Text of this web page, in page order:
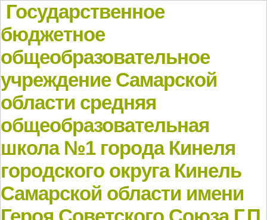
Государственное
бюджетное
общеобразовательное
учреждение Самарской
области средняя
общеобразовательная
школа №1 города Кинеля
городского округа Кинель
Самарской области имени